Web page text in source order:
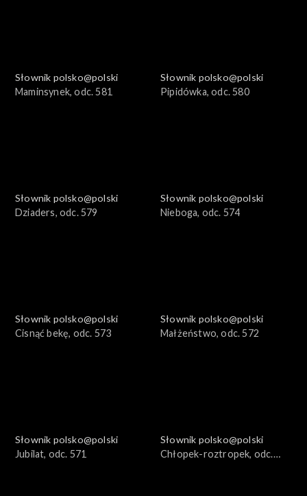
Słownik polsko@polski
Maminsynek, odc. 581
Słownik polsko@polski
Pipidówka, odc. 580
Słownik polsko@polski
Dziaders, odc. 579
Słownik polsko@polski
Nieboga, odc. 574
Słownik polsko@polski
Cisnąć bekę, odc. 573
Słownik polsko@polski
Małżeństwo, odc. 572
Słownik polsko@polski
Jubilat, odc. 571
Słownik polsko@polski
Chłopek-roztropek, odc.